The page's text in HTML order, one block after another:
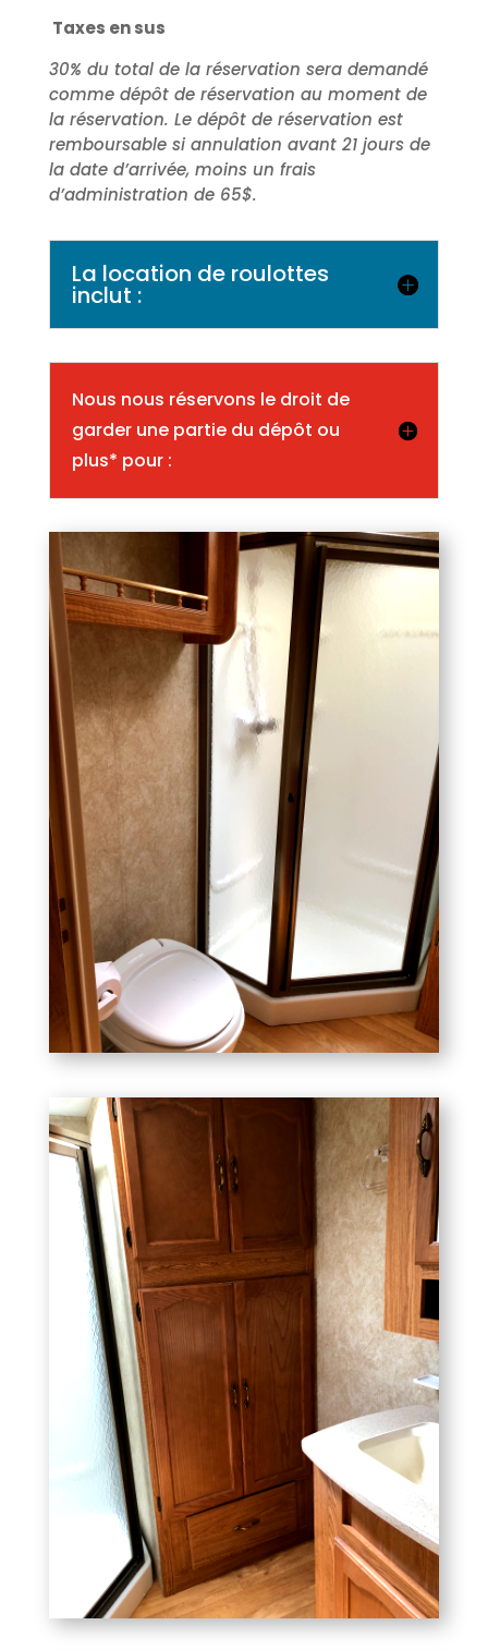
Taxes en sus
30% du total de la réservation sera demandé
comme dépôt de réservation au moment de
la réservation. Le dépôt de réservation est
remboursable si annulation avant 21 jours de
la date d’arrivée, moins un frais
d’administration de 65$.
La location de roulottes
inclut :
Nous nous réservons le droit de
garder une partie du dépôt ou
plus* pour :